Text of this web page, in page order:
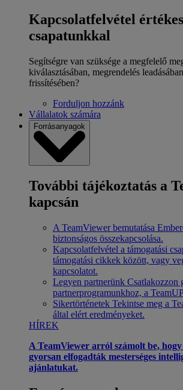
Kapcsolatfelvétel
csapatunkkal
Segítségre van szüksége a megfelelő
kiválasztásában, megrendelés
frissítésében?
Forduljon hozzánk
Vállalatok számára
Forrásanyagok
További tájékoztatás a
kapcsán
A TeamViewer bemutatása
biztonságos összekapcsolása.
Kapcsolatfelvétel a támogatási
támogatási cikkek között, vagy
kapcsolatot.
Legyen partnerünk Csatlakozzon
partnerprogramunkhoz, a
Sikertörténetek Tekintse meg a
által elért eredményeket.
HÍREK
A TeamViewer arról számolt be,
gyorsan elfogadták mesterséges
ajánlatukat.